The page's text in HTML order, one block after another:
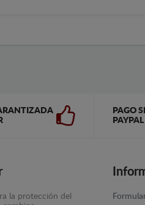
PAGO
PAYPAL
la protección del